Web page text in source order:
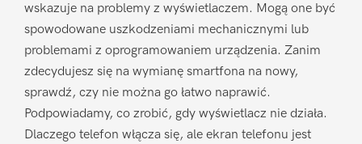
wskazuje na problemy z wyświetlaczem. Mogą one być
spowodowane uszkodzeniami mechanicznymi lub
problemami z oprogramowaniem urządzenia. Zanim
zdecydujesz się na wymianę smartfona na nowy,
sprawdź, czy nie można go łatwo naprawić.
Podpowiadamy, co zrobić, gdy wyświetlacz nie działa.
Dlaczego telefon włącza się, ale ekran telefonu jest